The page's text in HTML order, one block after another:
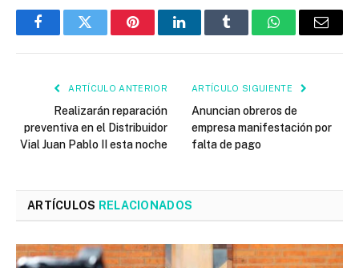
FacebookTwitter PinterestLinkedInTumblr WhatsAppEmail
ARTÍCULO ANTERIOR
Realizarán reparación
preventiva en el Distribuidor
Vial Juan Pablo II esta noche
ARTÍCULO SIGUIENTE
Anuncian obreros de
empresa manifestación por
falta de pago
ARTÍCULOS RELACIONADOS